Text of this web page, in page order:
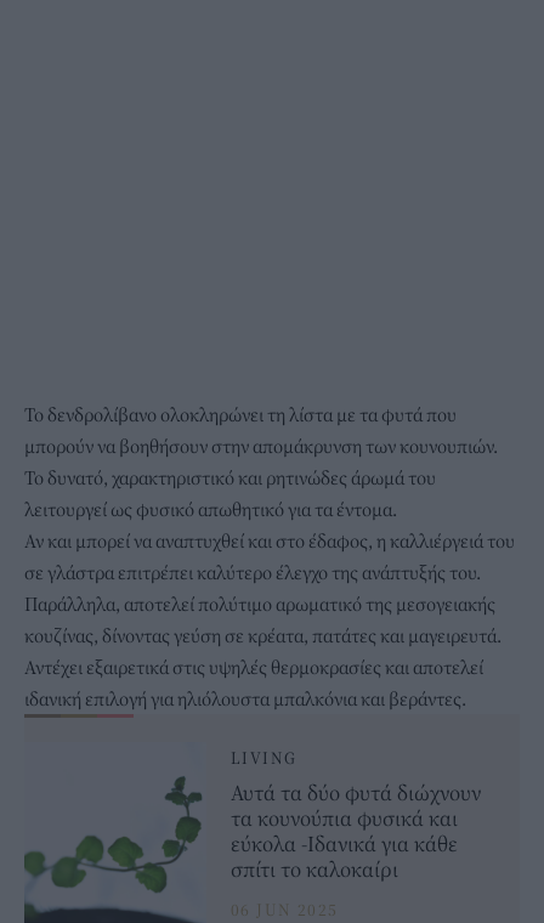
Το δενδρολίβανο ολοκληρώνει τη λίστα με τα φυτά που
μπορούν να βοηθήσουν στην απομάκρυνση των κουνουπιών.
Το δυνατό, χαρακτηριστικό και ρητινώδες άρωμά του
λειτουργεί ως φυσικό απωθητικό για τα έντομα.
Αν και μπορεί να αναπτυχθεί και στο έδαφος, η καλλιέργειά του
σε γλάστρα επιτρέπει καλύτερο έλεγχο της ανάπτυξής του.
Παράλληλα, αποτελεί πολύτιμο αρωματικό της μεσογειακής
κουζίνας, δίνοντας γεύση σε κρέατα, πατάτες και μαγειρευτά.
Αντέχει εξαιρετικά στις υψηλές θερμοκρασίες και αποτελεί
ιδανική επιλογή για ηλιόλουστα μπαλκόνια και βεράντες.
LIVING
Αυτά τα δύο φυτά διώχνουν
τα κουνούπια φυσικά και
εύκολα -Ιδανικά για κάθε
σπίτι το καλοκαίρι
06 JUN 2025